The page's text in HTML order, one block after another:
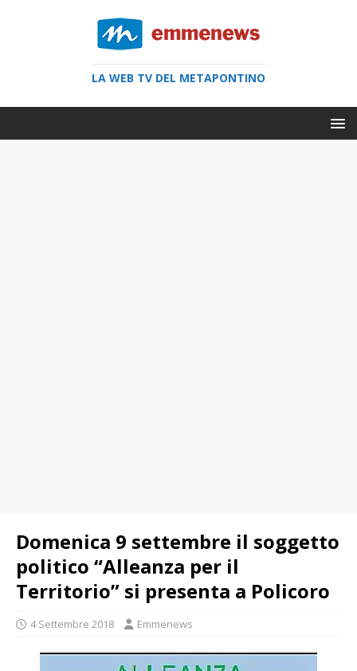
LA WEB TV DEL METAPONTINO
Domenica 9 settembre il soggetto
politico “Alleanza per il
Territorio” si presenta a Policoro
4 Settembre 2018 Emmenews